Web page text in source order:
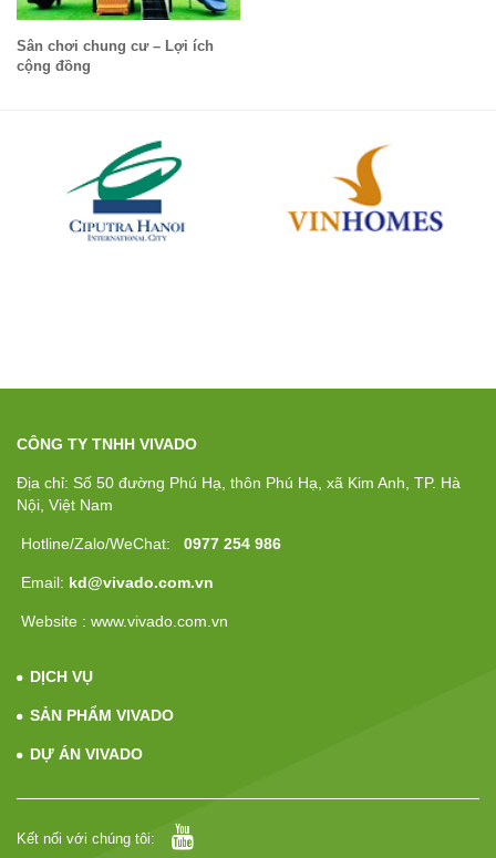
Sân chơi chung cư – Lợi ích
cộng đồng
CÔNG TY TNHH VIVADO
Địa chỉ: Số 50 đường Phú Hạ, thôn Phú Hạ, xã Kim Anh, TP. Hà
Nội, Việt Nam
Hotline/Zalo/WeChat: 0977 254 986
Email: kd@vivado.com.vn
Website : www.vivado.com.vn
DỊCH VỤ
SẢN PHẨM VIVADO
DỰ ÁN VIVADO
Kết nối với chúng tôi: